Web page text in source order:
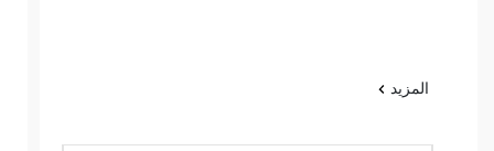
المزيد